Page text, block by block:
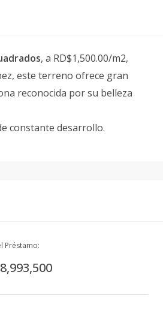
, a RD$1,500.00/m2,
este terreno ofrece gran
reconocida por su belleza
constante desarrollo.
Préstamo: